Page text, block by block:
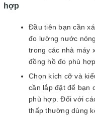
hợp
Đầu tiên bạn cần
đo lường nước
trong các nhà máy
đồng hồ đo phù
Chọn kích cỡ và
cần lắp đặt để bạn
phù hợp. Đối với
thấp thường dùng